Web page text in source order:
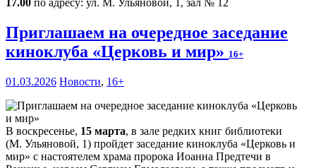
17.00 по адресу: ул. М. Ульяновой, 1, зал № 12
Приглашаем на очередное заседание
киноклуба «Церковь и мир» 16+
01.03.2026 Новости, 16+
В воскресенье, 15 марта, в зале редких книг библиотеки
(М. Ульяновой, 1) пройдет заседание киноклуба «Церковь и
мир» с настоятелем храма пророка Иоанна Предтечи в